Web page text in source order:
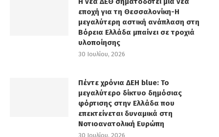
εποχή για τη Θεσσαλονίκη-Η
μεγαλύτερη αστική ανάπλαση στη
Βόρεια Ελλάδα μπαίνει σε τροχιά
υλοποίησης
30 Ιουλίου, 2026
Πέντε χρόνια ΔΕΗ blue: Το
μεγαλύτερο δίκτυο δημόσιας
φόρτισης στην Ελλάδα που
επεκτείνεται δυναμικά στη
Νοτιοανατολική Ευρώπη
30 Ιουλίου, 2026